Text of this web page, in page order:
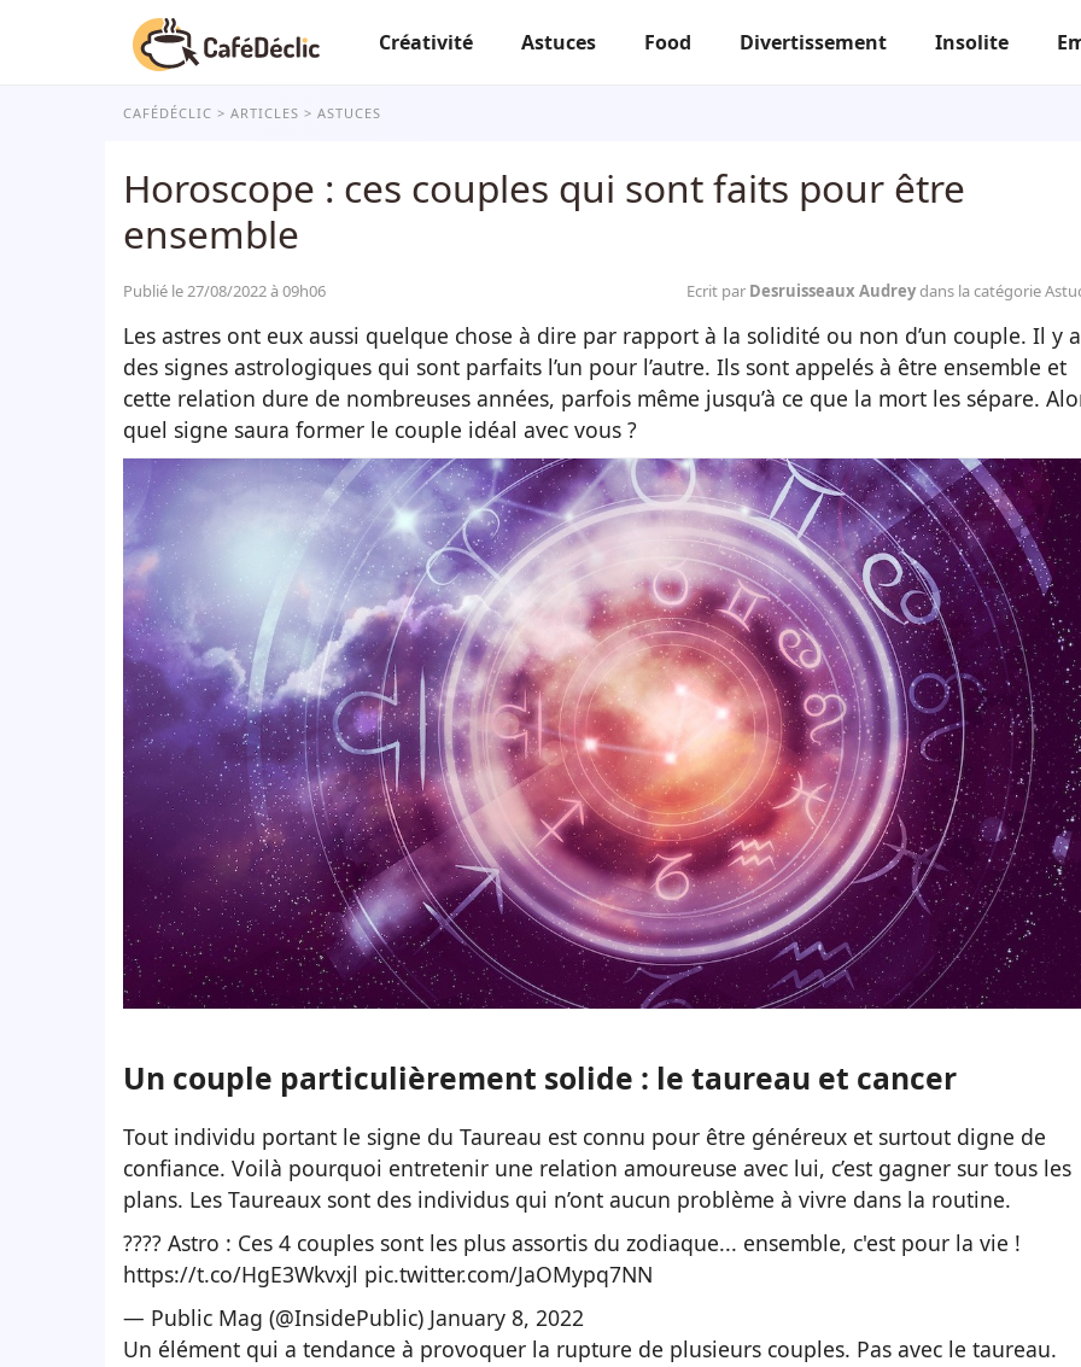
Créativité Astuces Food Divertissement Insolite
CAFÉDÉCLIC ARTICLES ASTUCES
Horoscope : ces couples qui sont faits pour être
ensemble
Publié le 27/08/2022 à 09h06 Ecrit par Desruisseaux Audreydans la catégorie
Les astres ont eux aussi quelque chose à dire par rapport à la solidité ou non d’un couple. Il y a
des signes astrologiques qui sont parfaits l’un pour l’autre. Ils sont appelés à être ensemble et
cette relation dure de nombreuses années, parfois même jusqu’à ce que la mort les sépare.
quel signe saura former le couple idéal avec vous ?
Un couple particulièrement solide : le taureau et cancer
Tout individu portant le signe du Taureau est connu pour être généreux et surtout digne de
confiance. Voilà pourquoi entretenir une relation amoureuse avec lui, c’est gagner sur tous les
plans. Les Taureaux sont des individus qui n’ont aucun problème à vivre dans la routine.
???? Astro : Ces 4 couples sont les plus assortis du zodiaque... ensemble, c'est pour la vie !
https://t.co/HgE3Wkvxjl pic.twitter.com/JaOMypq7NN
— Public Mag (@InsidePublic) January 8, 2022
Un élément qui a tendance à provoquer la rupture de plusieurs couples. Pas avec le taureau.